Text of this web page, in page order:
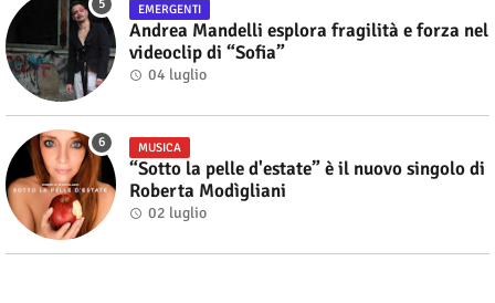
EMERGENTI
Andrea Mandelli esplora fragilità e forza nel
videoclip di “Sofia”
04 luglio
MUSICA
“Sotto la pelle d'estate” è il nuovo singolo di
Roberta Modìgliani
02 luglio